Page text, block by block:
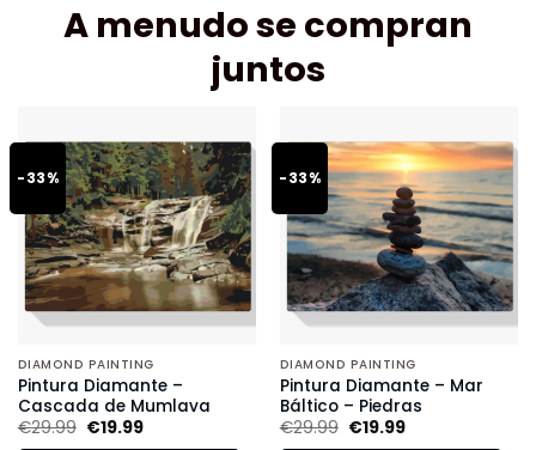
A menudo se compran
juntos
-33%
DIAMOND PAINTING
Pintura Diamante –
Cascada de Mumlava
€29.99 €19.99
-33%
DIAMOND PAINTING
Pintura Diamante – Mar
Báltico – Piedras
€29.99 €19.99